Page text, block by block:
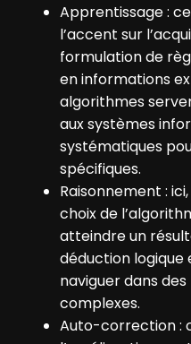
Apprentissage :
l’accent sur
formulation de
en informations
algorithmes
aux systèmes
systématiques
spécifiques.
Raisonnement :
choix de
atteindre un
déduction logique
naviguer dans
complexes.
Auto-correction :